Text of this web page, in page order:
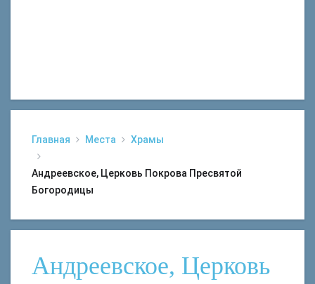
Главная Места Храмы
Андреевское, Церковь Покрова Пресвятой
Богородицы
Андреевское, Церковь